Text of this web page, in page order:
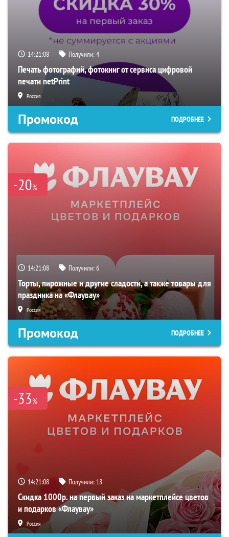
14:21:07 Получили:4
Печать фотографий, фотокниг от сервиса цифровой
печати netPrint
Россия
Промокод ПОДРОБНЕЕ
-20%
14:21:07 Получили:6
Торты, пирожные и другие сладости, а также товары для
праздника на «Флаувау»
Россия
Промокод ПОДРОБНЕЕ
-33%
14:21:07 Получили: 18
Скидка 1000р. на первый заказ на маркетплейсе цветов
и подарков «Флаувау»
Россия